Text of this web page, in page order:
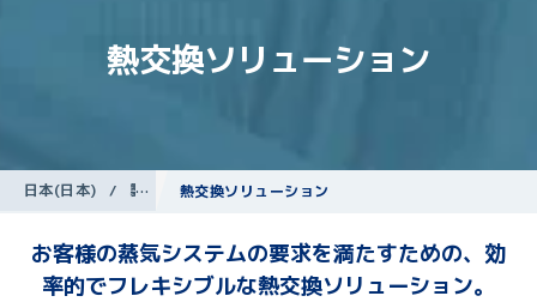
熱交換ソリューション
日本(日本) / 製品 熱交換ソリューション
お客様の蒸気システムの要求を満たすための、効
率的でフレキシブルな熱交換ソリューション。